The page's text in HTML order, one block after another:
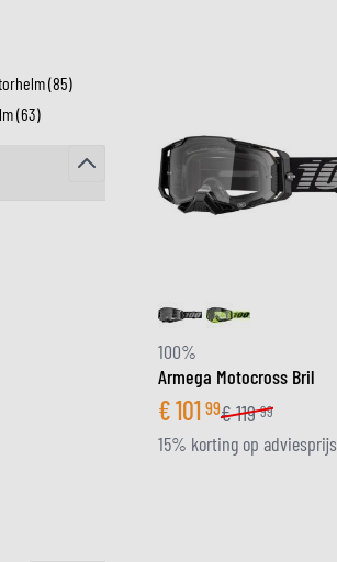
MIDDEN & ONDERKLEDING
ONDERKLEDING
COLLETJES & HELMMUTSEN
(85)
(63)
available
100%
Armega Motocross Bril
€101 99€119 99
15% korting op adviesprijs